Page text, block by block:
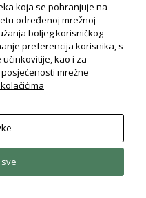
koja se pohranjuje na
određenoj mrežnoj
boljeg korisničkog
preferencija korisnika, s
kao i za
mrežne
Ovi
kolačiči su